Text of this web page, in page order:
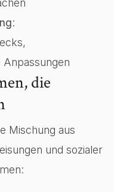
:
Anpassungen
die
Mischung aus
und sozialer